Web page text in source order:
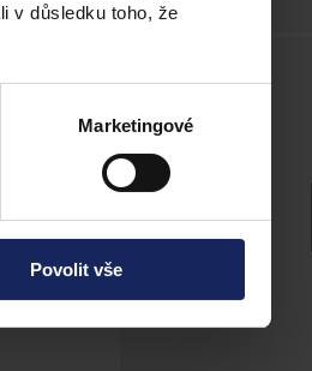
v důsledku toho, že
Marketingové
Povolit vše